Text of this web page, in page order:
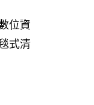
位資
式清